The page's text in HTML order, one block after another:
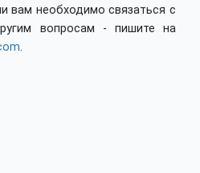
вам необходимо связаться с
вопросам - пишите на
.